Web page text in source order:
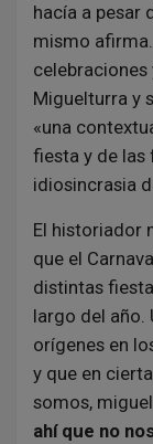
hacía a pesar
mismo
Miguelturra y
«una
fiesta y de las
idiosincrasia
El historiador
que el
distintas
largo del año.
orígenes en
y que en
somos,
ahí que no